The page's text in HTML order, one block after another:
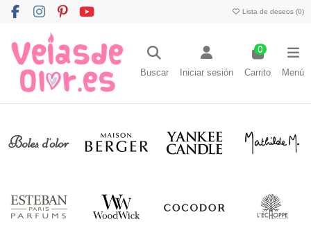
Lista de deseos (0)
Buscar Iniciar sesión
0
Carrito Menú